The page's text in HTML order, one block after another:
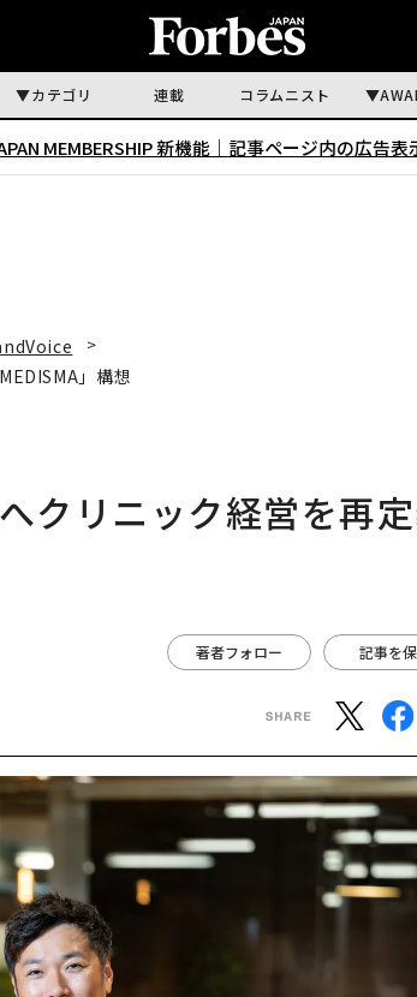
カテゴリ 連載 コラムニスト
MEMBERSHIP 新機能｜ 記事ページ内の広告表
」構想
クリニック経営を再
著者フォロー 記事を